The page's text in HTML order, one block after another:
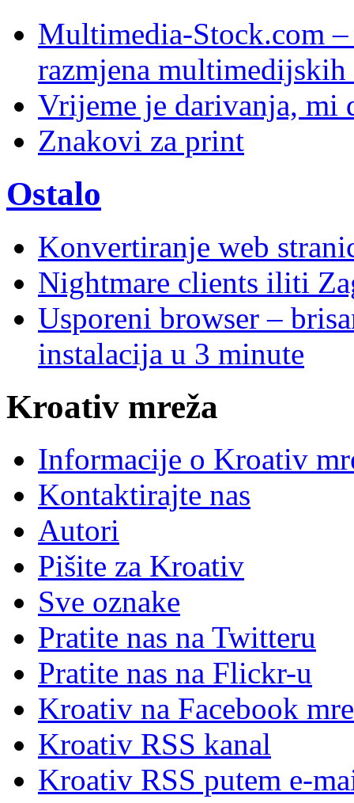
Multimedia-Stock.com –
razmjena multimedijskih
Vrijeme je darivanja, mi
Znakovi za print
Ostalo
Konvertiranje web
Nightmare clients iliti
Usporeni browser –
instalacija u 3 minute
Kroativ mreža
Informacije o Kroativ
Kontaktirajte nas
Autori
Pišite za Kroativ
Sve oznake
Pratite nas na Twitteru
Pratite nas na Flickr-u
Kroativ na Facebook
Kroativ RSS kanal
Kroativ RSS putem e-